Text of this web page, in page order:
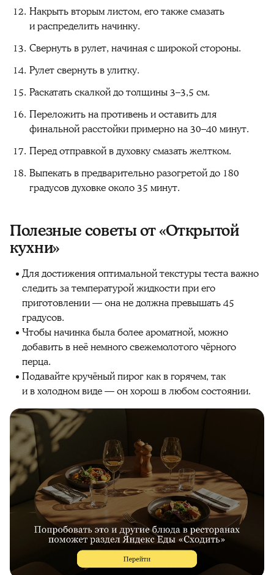
Накрыть вторым листом, его также смазать
и распределить начинку.
Свернуть в рулет, начиная с широкой стороны.
Рулет свернуть в улитку.
Раскатать скалкой до толщины 3–3,5 см.
Переложить на противень и оставить для
финальной расстойки примерно на 30–40 минут.
Перед отправкой в духовку смазать желтком.
Выпекать в предварительно разогретой до 180
градусов духовке около 35 минут.
Полезные советы от «Открытой
кухни»
Для достижения оптимальной текстуры теста важно
следить за температурой жидкости при его
приготовлении — она не должна превышать 45
градусов.
Чтобы начинка была более ароматной, можно
добавить в неё немного свежемолотого чёрного
перца.
Подавайте кручёный пирог как в горячем, так
и в холодном виде — он хорош в любом состоянии.